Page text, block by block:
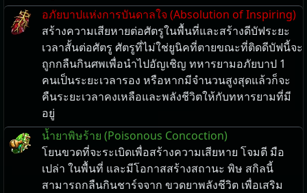
อภัยบาปแห่งการบันดาลใจ (Absolution of Inspiring)
สร้างความเสียหายต่อศัตรูในพื้นที่และสร้างดีบัฟระยะ
เวลาสั้นต่อศัตรู ศัตรูที่ไม่ใช่ยูนิคที่ตายขณะที่ติดดีบัฟนี้จะ
ถูกกลืนกินศพเพื่อนำไปอัญเชิญ ทหารยามอภัยบาป 1
คนเป็นระยะเวลารอง หรือหากมีจำนวนสูงสุดแล้วก็จะ
คืนระยะเวลาคงเหลือและพลังชีวิตให้กับทหารยามที่มี
อยู่
น้ำยาพิษร้าย (Poisonous Concoction)
โยนขวดที่จะระเบิดเพื่อสร้างความเสียหาย โจมตี มือ
เปล่า ในพื้นที่ และมีโอกาสสร้างสถานะ พิษ สกิลนี้
สามารถกลืนกินชาร์จจาก ขวดยาพลังชีวิต เพื่อเสริม